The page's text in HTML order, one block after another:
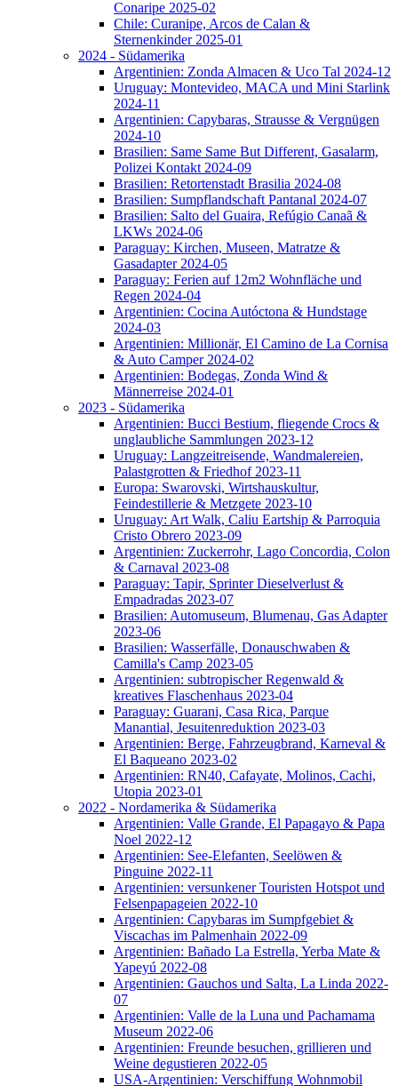
Conaripe 2025-02
Chile: Curanipe, Arcos de Calan &
Sternenkinder 2025-01
2024 - Südamerika
Argentinien: Zonda Almacen & Uco Tal 2024-12
Uruguay: Montevideo, MACA und Mini Starlink
2024-11
Argentinien: Capybaras, Strausse & Vergnügen
2024-10
Brasilien: Same Same But Different, Gasalarm,
Polizei Kontakt 2024-09
Brasilien: Retortenstadt Brasilia 2024-08
Brasilien: Sumpflandschaft Pantanal 2024-07
Brasilien: Salto del Guaira, Refúgio Canaã &
LKWs 2024-06
Paraguay: Kirchen, Museen, Matratze &
Gasadapter 2024-05
Paraguay: Ferien auf 12m2 Wohnfläche und
Regen 2024-04
Argentinien: Cocina Autóctona & Hundstage
2024-03
Argentinien: Millionär, El Camino de La Cornisa
& Auto Camper 2024-02
Argentinien: Bodegas, Zonda Wind &
Männerreise 2024-01
2023 - Südamerika
Argentinien: Bucci Bestium, fliegende Crocs &
unglaubliche Sammlungen 2023-12
Uruguay: Langzeitreisende, Wandmalereien,
Palastgrotten & Friedhof 2023-11
Europa: Swarovski, Wirtshauskultur,
Feindestillerie & Metzgete 2023-10
Uruguay: Art Walk, Caliu Eartship & Parroquia
Cristo Obrero 2023-09
Argentinien: Zuckerrohr, Lago Concordia, Colon
& Carnaval 2023-08
Paraguay: Tapir, Sprinter Dieselverlust &
Empadradas 2023-07
Brasilien: Automuseum, Blumenau, Gas Adapter
2023-06
Brasilien: Wasserfälle, Donauschwaben &
Camilla's Camp 2023-05
Argentinien: subtropischer Regenwald &
kreatives Flaschenhaus 2023-04
Paraguay: Guarani, Casa Rica, Parque
Manantial, Jesuitenreduktion 2023-03
Argentinien: Berge, Fahrzeugbrand, Karneval &
El Baqueano 2023-02
Argentinien: RN40, Cafayate, Molinos, Cachi,
Utopia 2023-01
2022 - Nordamerika & Südamerika
Argentinien: Valle Grande, El Papagayo & Papa
Noel 2022-12
Argentinien: See-Elefanten, Seelöwen &
Pinguine 2022-11
Argentinien: versunkener Touristen Hotspot und
Felsenpapageien 2022-10
Argentinien: Capybaras im Sumpfgebiet &
Viscachas im Palmenhain 2022-09
Argentinien: Bañado La Estrella, Yerba Mate &
Yapeyú 2022-08
Argentinien: Gauchos und Salta, La Linda 2022-
07
Argentinien: Valle de la Luna und Pachamama
Museum 2022-06
Argentinien: Freunde besuchen, grillieren und
Weine degustieren 2022-05
USA-Argentinien: Verschiffung Wohnmobil